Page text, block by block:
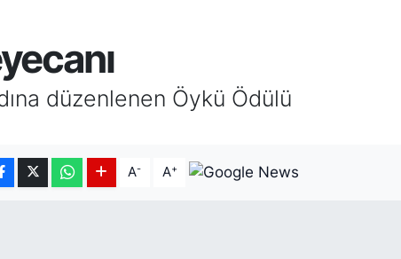
düzenlenen Öykü Ödülü
A- A+